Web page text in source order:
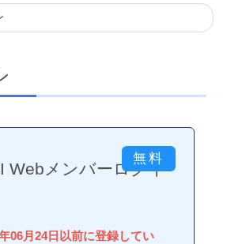
Webメンバーログイ
06月24日以前に登録してい